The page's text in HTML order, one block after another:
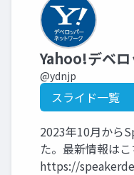
Yahoo!デベロ
@ydnjp
スライド一覧
2023年10月から
た。最新情報はこ
https://